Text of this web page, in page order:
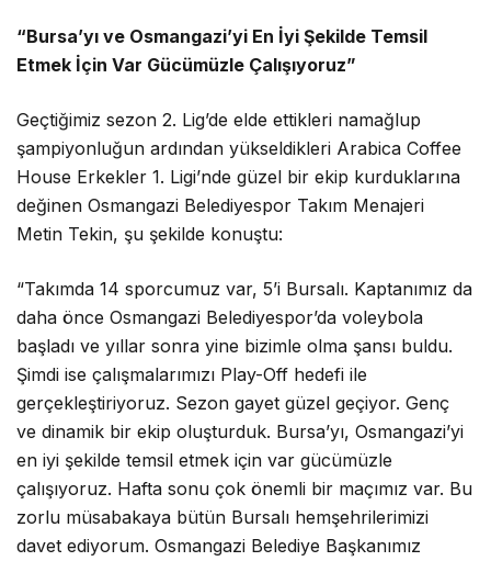
“Bursa’yı ve Osmangazi’yi En İyi Şekilde Temsil
Etmek İçin Var Gücümüzle Çalışıyoruz”
Geçtiğimiz sezon 2. Lig’de elde ettikleri namağlup
şampiyonluğun ardından yükseldikleri Arabica Coffee
House Erkekler 1. Ligi’nde güzel bir ekip kurduklarına
değinen Osmangazi Belediyespor Takım Menajeri
Metin Tekin, şu şekilde konuştu:
“Takımda 14 sporcumuz var, 5’i Bursalı. Kaptanımız da
daha önce Osmangazi Belediyespor’da voleybola
başladı ve yıllar sonra yine bizimle olma şansı buldu.
Şimdi ise çalışmalarımızı Play-Off hedefi ile
gerçekleştiriyoruz. Sezon gayet güzel geçiyor. Genç
ve dinamik bir ekip oluşturduk. Bursa’yı, Osmangazi’yi
en iyi şekilde temsil etmek için var gücümüzle
çalışıyoruz. Hafta sonu çok önemli bir maçımız var. Bu
zorlu müsabakaya bütün Bursalı hemşehrilerimizi
davet ediyorum. Osmangazi Belediye Başkanımız